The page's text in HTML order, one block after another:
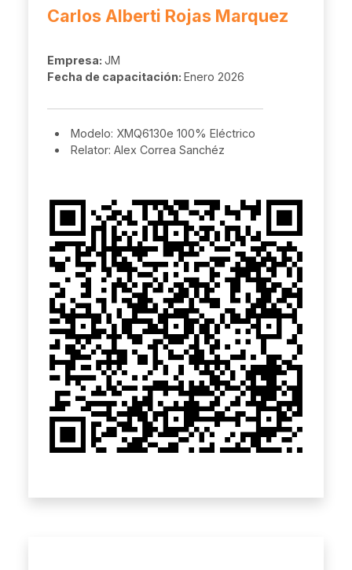
Carlos Alberti Rojas Marquez
Empresa: JM
Fecha de capacitación: Enero 2026
Modelo: XMQ6130e 100% Eléctrico
Relator: Alex Correa Sanchéz